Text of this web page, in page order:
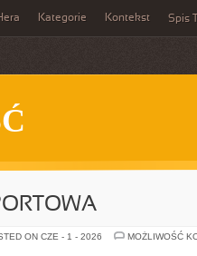
Kategorie Kontekst Spis
ON CZE - 1 - 2026
MOŻLIWOŚĆ